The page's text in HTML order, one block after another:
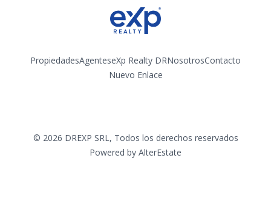
PropiedadesAgenteseXp Realty DRNosotrosContacto
Nuevo Enlace
© 2026 DREXP SRL, Todos los derechos reservados
Powered by AlterEstate